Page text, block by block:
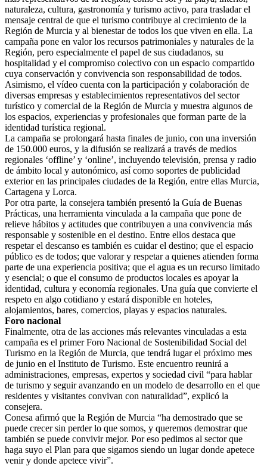
naturaleza, cultura, gastronomía y turismo activo, para trasladar el
mensaje central de que el turismo contribuye al crecimiento de la
Región de Murcia y al bienestar de todos los que viven en ella. La
campaña pone en valor los recursos patrimoniales y naturales de la
Región, pero especialmente el papel de sus ciudadanos, su
hospitalidad y el compromiso colectivo con un espacio compartido
cuya conservación y convivencia son responsabilidad de todos.
Asimismo, el vídeo cuenta con la participación y colaboración de
diversas empresas y establecimientos representativos del sector
turístico y comercial de la Región de Murcia y muestra algunos de
los espacios, experiencias y profesionales que forman parte de la
identidad turística regional.
La campaña se prolongará hasta finales de junio, con una inversión
de 150.000 euros, y la difusión se realizará a través de medios
regionales ‘offline’ y ‘online’, incluyendo televisión, prensa y radio
de ámbito local y autonómico, así como soportes de publicidad
exterior en las principales ciudades de la Región, entre ellas Murcia,
Cartagena y Lorca.
Por otra parte, la consejera también presentó la Guía de Buenas
Prácticas, una herramienta vinculada a la campaña que pone de
relieve hábitos y actitudes que contribuyen a una convivencia más
responsable y sostenible en el destino. Entre ellos destaca que
respetar el descanso es también es cuidar el destino; que el espacio
público es de todos; que valorar y respetar a quienes atienden forma
parte de una experiencia positiva; que el agua es un recurso limitado
y esencial; o que el consumo de productos locales es apoyar la
identidad, cultura y economía regionales. Una guía que convierte el
respeto en algo cotidiano y estará disponible en hoteles,
alojamientos, bares, comercios, playas y espacios naturales.
Foro nacional
Finalmente, otra de las acciones más relevantes vinculadas a esta
campaña es el primer Foro Nacional de Sostenibilidad Social del
Turismo en la Región de Murcia, que tendrá lugar el próximo mes
de junio en el Instituto de Turismo. Este encuentro reunirá a
administraciones, empresas, expertos y sociedad civil “para hablar
de turismo y seguir avanzando en un modelo de desarrollo en el que
residentes y visitantes convivan con naturalidad”, explicó la
consejera.
Conesa afirmó que la Región de Murcia “ha demostrado que se
puede crecer sin perder lo que somos, y queremos demostrar que
también se puede convivir mejor. Por eso pedimos al sector que
haga suyo el Plan para que sigamos siendo un lugar donde apetece
venir y donde apetece vivir”.